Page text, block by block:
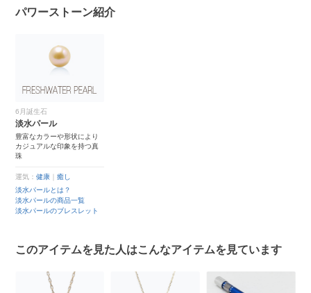
パワーストーン紹介
6月誕生石
淡水パール
豊富なカラーや形状により
カジュアルな印象を持つ真
珠
運気：健康 ｜癒し
淡水パールとは？
淡水パールの商品一覧
淡水パールのブレスレット
このアイテムを見た人はこんなアイテムを見ています